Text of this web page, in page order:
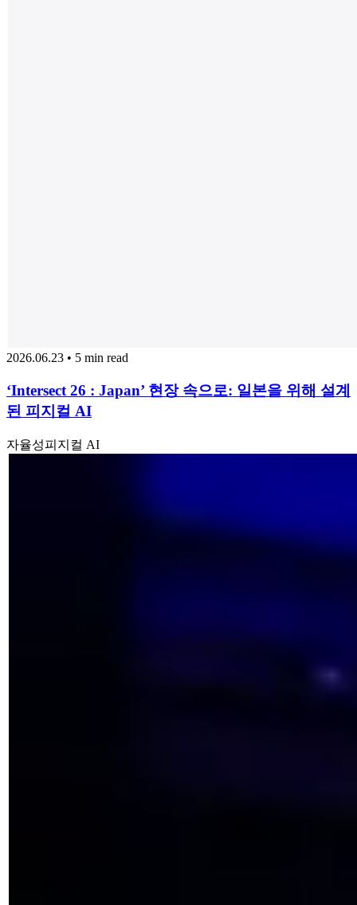
2026.06.23 • 5 min read
‘Intersect 26 : Japan’ 현장 속으로: 일본을 위해 설계
된 피지컬 AI
자율성피지컬 AI